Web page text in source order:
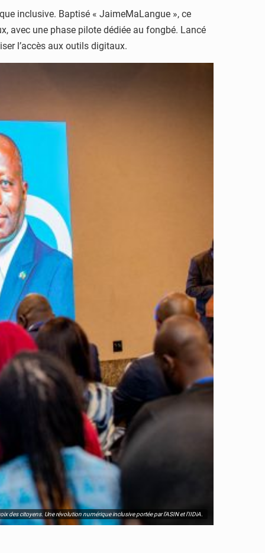
inclusive. Baptisé « JaimeMaLangue », ce
avec une phase pilote dédiée au fongbé. Lancé
l’accès aux outils digitaux.
des citoyens. Une révolution numérique inclusive portée par l’ASIN et l’IIDiA.